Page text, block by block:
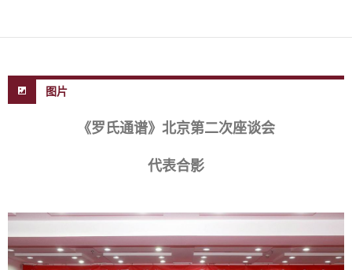
图片
《罗氏通谱》北京第二次座谈会
代表合影